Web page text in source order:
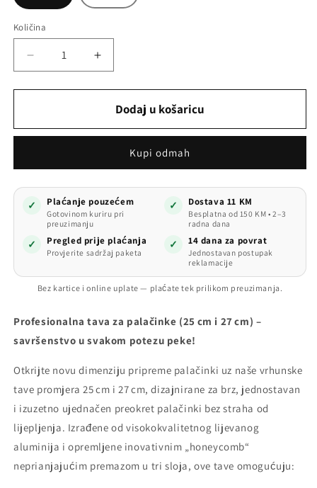
Količina
Količina
Smanji
količinu
proizvoda
palačinke
Povećaj
količinu
proizvoda
Tava
palačinke
(25 cm
Dodaj u košaricu
Kupi odmah
✓ Plaćanje pouzećem
Gotovinom kuriru pri
preuzimanju
✓ Dostava 11 KM
Besplatna od 150 KM • 2–3
radna dana
✓ Pregled prije plaćanja
Provjerite sadržaj paketa
✓ 14 dana za povrat
Jednostavan postupak
reklamacije
Bez kartice i online uplate — plaćate tek prilikom preuzimanja.
Profesionalna tava za palačinke (25 cm i 27 cm) –
savršenstvo u svakom potezu peke!
Otkrijte novu dimenziju pripreme palačinki uz naše vrhunske
tave promjera 25 cm i 27 cm, dizajnirane za brz, jednostavan
i izuzetno ujednačen preokret palačinki bez straha od
lijepljenja. Izrađene od visokokvalitetnog lijevanog
aluminija i opremljene inovativnim „honeycomb“
neprianjajućim premazom u tri sloja, ove tave omogućuju: